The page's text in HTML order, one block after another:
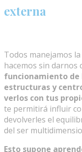
externa
Todos manejamos
hacemos sin darnos
funcionamiento de
estructuras y
verlos con tus
te permitirá influir
devolverles el
del ser
Esto supone